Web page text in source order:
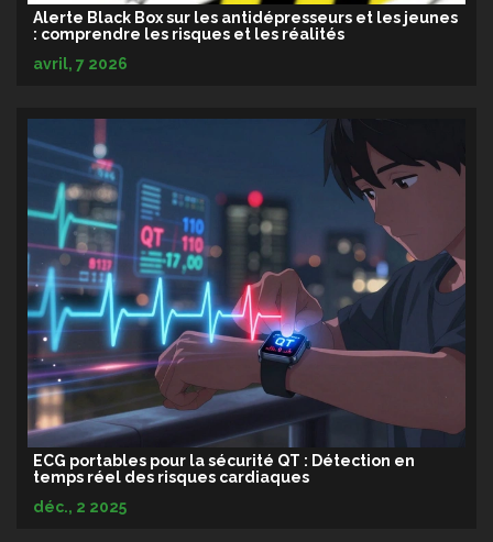
Alerte Black Box sur les antidépresseurs et les jeunes
: comprendre les risques et les réalités
avril, 7 2026
ECG portables pour la sécurité QT : Détection en
temps réel des risques cardiaques
déc., 2 2025